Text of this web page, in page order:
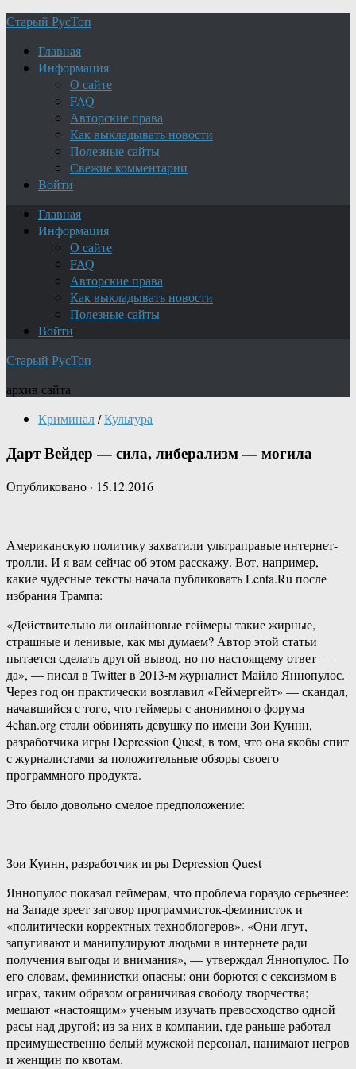
Старый РусТоп
Главная
Информация
О сайте
FAQ
Авторские права
Как выкладывать новости
Полезные сайты
Свежие комментарии
Войти
Главная
Информация
О сайте
FAQ
Авторские права
Как выкладывать новости
Полезные сайты
Войти
Старый РусТоп
архив сайта
Криминал/Культура
Дарт Вейдер — сила, либерализм — могила
Опубликовано · 15.12.2016
Американскую политику захватили ультраправые интернет-
тролли. И я вам сейчас об этом расскажу. Вот, например,
какие чудесные тексты начала публиковать Lenta.Ru после
избрания Трампа:
«Действительно ли онлайновые геймеры такие жирные,
страшные и ленивые, как мы думаем? Автор этой статьи
пытается сделать другой вывод, но по-настоящему ответ —
да», — писал в Twitter в 2013-м журналист Майло Яннопулос.
Через год он практически возглавил «Геймергейт» — скандал,
начавшийся с того, что геймеры с анонимного форума
4chan.org стали обвинять девушку по имени Зои Куинн,
разработчика игры Depression Quest, в том, что она якобы спит
с журналистами за положительные обзоры своего
программного продукта.
Это было довольно смелое предположение:
Зои Куинн, разработчик игры Depression Quest
Яннопулос показал геймерам, что проблема гораздо серьезнее:
на Западе зреет заговор программисток-феминисток и
«политически корректных техноблогеров». «Они лгут,
запугивают и манипулируют людьми в интернете ради
получения выгоды и внимания», — утверждал Яннопулос. По
его словам, феминистки опасны: они борются с сексизмом в
играх, таким образом ограничивая свободу творчества;
мешают «настоящим» ученым изучать превосходство одной
расы над другой; из-за них в компании, где раньше работал
преимущественно белый мужской персонал, нанимают негров
и женщин по квотам.